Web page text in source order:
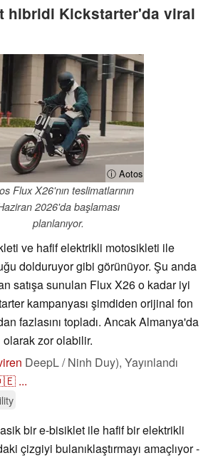
hibridi Kickstarter'da viral
ⓘ Aotos
Flux X26'nın teslimatlarının
2026'da başlaması
planlanıyor.
ve hafif elektrikli motosikleti ile
dolduruyor gibi görünüyor. Şu anda
satışa sunulan Flux X26 o kadar iyi
kampanyası şimdiden orijinal fon
fazlasını topladı. Ancak Almanya'da
zor olabilir.
DeepL / Ninh Duy), Yayınlandı
...
bir e-bisiklet ile hafif bir elektrikli
çizgiyi bulanıklaştırmayı amaçlıyor -